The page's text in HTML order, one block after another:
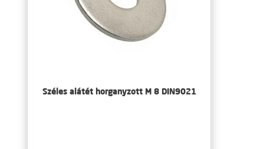
Széles alátét horganyzott M 8 DIN9021